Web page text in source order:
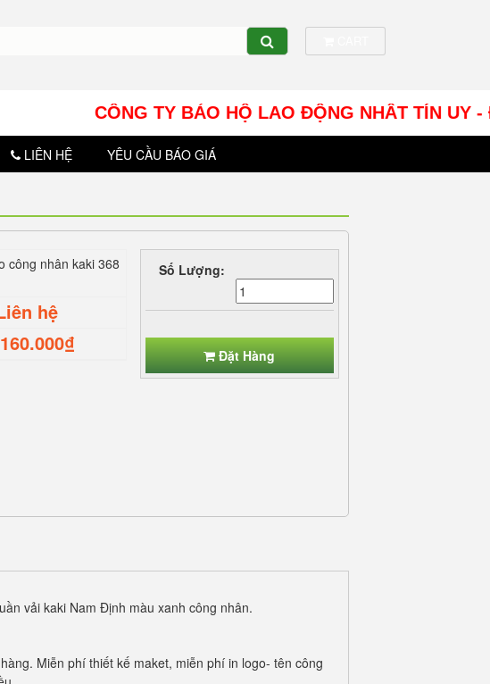
CÔNG TY BẢO HỘ LAO ĐỘNG NHÂT TÍN UY -
LIÊN HỆ YÊU CẦU BÁO GIÁ
công nhân kaki 368
hệ
160.000₫
Số Lượng:
Đặt Hàng
vải kaki Nam Định màu xanh công nhân.
Miễn phí thiết kế maket, miễn phí in logo- tên công